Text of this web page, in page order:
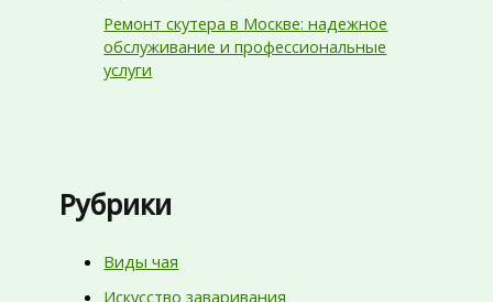
Ремонт скутера в Москве: надежное
обслуживание и профессиональные
услуги
Рубрики
Виды чая
Искусство заваривания